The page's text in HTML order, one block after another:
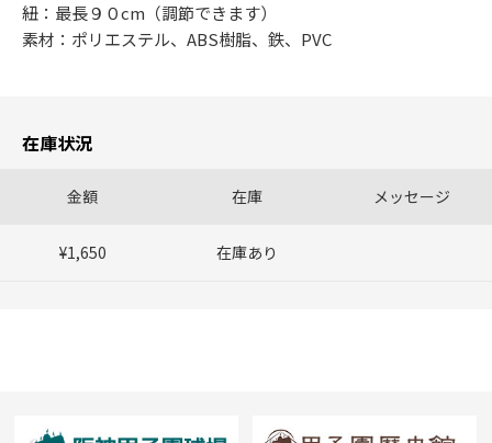
紐：最長９０cm（調節できます）
素材：ポリエステル、ABS樹脂、鉄、PVC
在庫状況
金額 在庫 メッセージ
¥1,650 在庫あり